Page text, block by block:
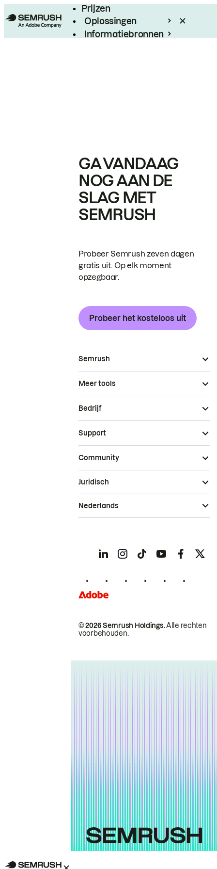
Prijzen
Oplossingen
Informatiebronnen
GA VANDAAG
NOG AAN DE
SLAG MET
SEMRUSH
Probeer Semrush zeven dagen
gratis uit. Op elk moment
opzegbaar.
Probeer het kosteloos uit
Semrush
Meer tools
Bedrijf
Support
Community
© 2026 Semrush Holdings.Alle rechten
voorbehouden.
Juridisch
Nederlands